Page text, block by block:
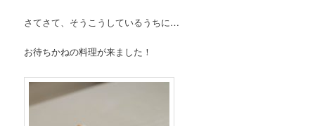
さてさて、そうこうしているうちに…
お待ちかねの料理が来ました！